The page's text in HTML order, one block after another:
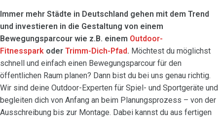
Immer mehr Städte in Deutschland gehen mit dem Trend
und investieren in die Gestaltung von einem
Bewegungsparcour wie z.B. einem Outdoor-
Fitnesspark oder Trimm-Dich-Pfad. Möchtest du möglichst
schnell und einfach einen Bewegungsparcour für den
öffentlichen Raum planen? Dann bist du bei uns genau richtig.
Wir sind deine Outdoor-Experten für Spiel- und Sportgeräte und
begleiten dich von Anfang an beim Planungsprozess – von der
Ausschreibung bis zur Montage. Dabei kannst du aus fertigen